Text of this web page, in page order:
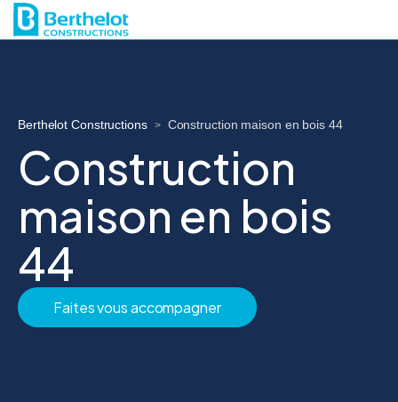
Berthelot Constructions > Construction maison en bois 44
Construction
maison en bois
44
Faites vous accompagner